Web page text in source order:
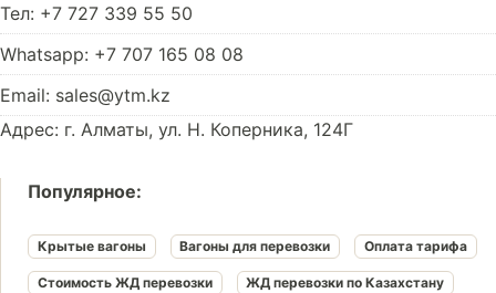
Тел: +7 727 339 55 50
Whatsapp: +7 707 165 08 08
Email: sales@ytm.kz
Адрес: г. Алматы, ул. Н. Коперника, 124Г
Популярное:
Крытые вагоны Вагоны для перевозки Оплата тарифа
Стоимость ЖД перевозки ЖД перевозки по Казахстану